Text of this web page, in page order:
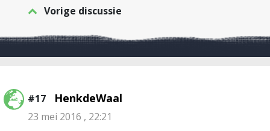
Vorige discussie
#17 HenkdeWaal
23 mei 2016 , 22:21